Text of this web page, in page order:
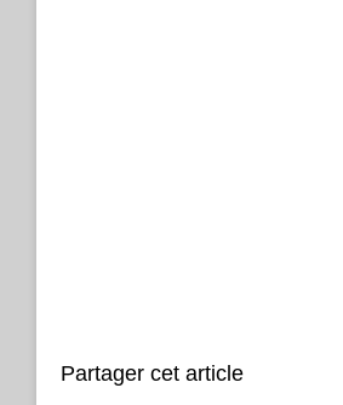
Partager cet article